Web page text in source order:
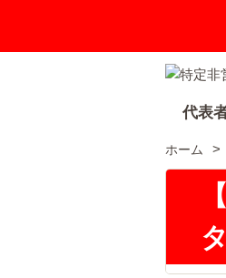
代表
ホーム